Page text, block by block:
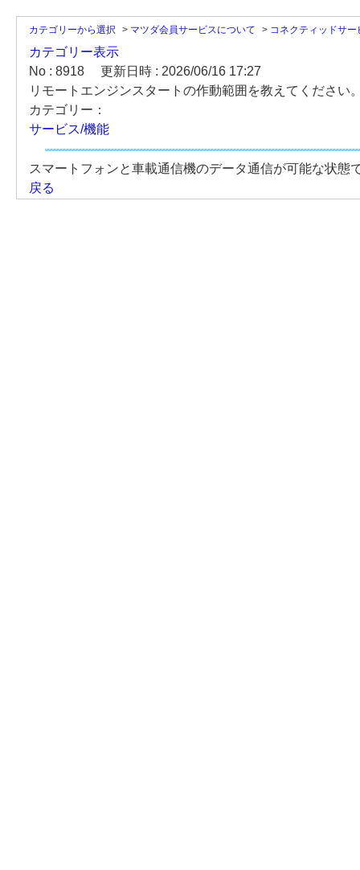
カテゴリーから選択 > マツダ会員サービスについて > コネクティッドサー
カテゴリー表示
No : 8918
更新日時 : 2026/06/16 17:27
リモートエンジンスタートの作動範囲を教えてください
カテゴリー：
サービス/機能
スマートフォンと車載通信機のデータ通信が可能な状態
戻る